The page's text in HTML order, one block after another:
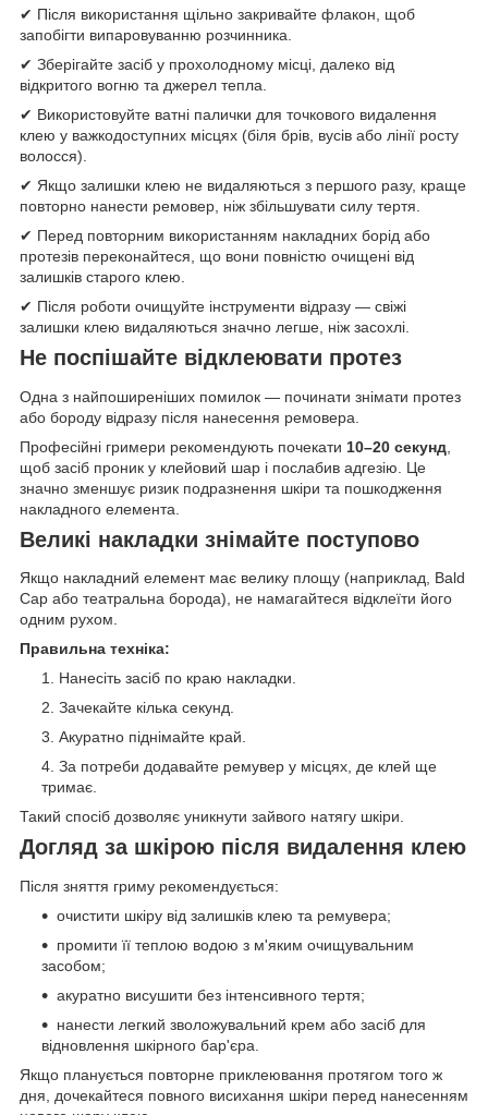
✔ Після використання щільно закривайте флакон, щоб
запобігти випаровуванню розчинника.
✔ Зберігайте засіб у прохолодному місці, далеко від
відкритого вогню та джерел тепла.
✔ Використовуйте ватні палички для точкового видалення
клею у важкодоступних місцях (біля брів, вусів або лінії росту
волосся).
✔ Якщо залишки клею не видаляються з першого разу, краще
повторно нанести ремовер, ніж збільшувати силу тертя.
✔ Перед повторним використанням накладних борід або
протезів переконайтеся, що вони повністю очищені від
залишків старого клею.
✔ Після роботи очищуйте інструменти відразу — свіжі
залишки клею видаляються значно легше, ніж засохлі.
Не поспішайте відклеювати протез
Одна з найпоширеніших помилок — починати знімати протез
або бороду відразу після нанесення ремовера.
Професійні гримери рекомендують почекати 10–20 секунд
щоб засіб проник у клейовий шар і послабив адгезію. Це
значно зменшує ризик подразнення шкіри та пошкодження
накладного елемента.
Великі накладки знімайте поступово
Якщо накладний елемент має велику площу (наприклад, Bald
Cap або театральна борода), не намагайтеся відклеїти його
одним рухом.
Правильна техніка:
Нанесіть засіб по краю накладки.
Зачекайте кілька секунд.
Акуратно піднімайте край.
За потреби додавайте ремувер у місцях, де клей ще
тримає.
Такий спосіб дозволяє уникнути зайвого натягу шкіри.
Догляд за шкірою після видалення клею
Після зняття гриму рекомендується:
очистити шкіру від залишків клею та ремувера;
промити її теплою водою з м'яким очищувальним
засобом;
акуратно висушити без інтенсивного тертя;
нанести легкий зволожувальний крем або засіб для
відновлення шкірного бар'єра.
Якщо планується повторне приклеювання протягом того ж
дня, дочекайтеся повного висихання шкіри перед нанесенням